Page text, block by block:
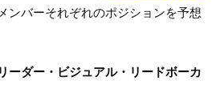
ンバーそれぞれのポジションを予想
リーダー・ビジュアル・リードボーカ